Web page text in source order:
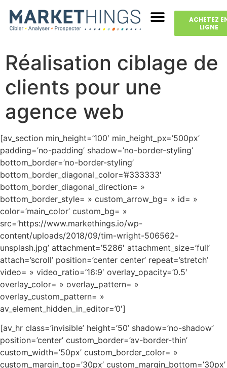
ACHETEZ
LIGNE
Réalisation ciblage de
clients pour une
agence web
[av_section min_height=’100′ min_height_px=’500px’
padding=’no-padding’ shadow=’no-border-styling’
bottom_border=’no-border-styling’
bottom_border_diagonal_color=’#333333′
bottom_border_diagonal_direction= »
bottom_border_style= » custom_arrow_bg= » id= »
color=’main_color’ custom_bg= »
src=’https://www.markethings.io/wp-
content/uploads/2018/09/tim-wright-506562-
unsplash.jpg’ attachment=’5286′ attachment_size=’full’
attach=’scroll’ position=’center center’ repeat=’stretch’
video= » video_ratio=’16:9′ overlay_opacity=’0.5′
overlay_color= » overlay_pattern= »
overlay_custom_pattern= »
av_element_hidden_in_editor=’0′]
[av_hr class=’invisible’ height=’50’ shadow=’no-shadow’
position=’center’ custom_border=’av-border-thin’
custom_width=’50px’ custom_border_color= »
custom_margin_top=’30px’ custom_margin_bottom=’30px’